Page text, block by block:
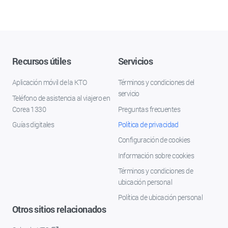
Recursos útiles
Aplicación móvil de la KTO
Teléfono de asistencia al viajero en
Corea 1330
Guías digitales
Servicios
Términos y condiciones del
servicio
Preguntas frecuentes
Política de privacidad
Configuración de cookies
Información sobre cookies
Términos y condiciones de
ubicación personal
Política de ubicación personal
Otros sitios relacionados